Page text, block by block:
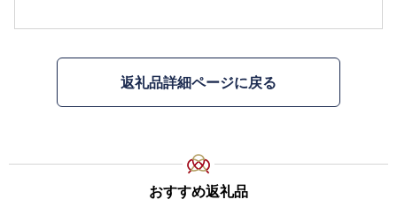
返礼品詳細ページに戻る
おすすめ返礼品